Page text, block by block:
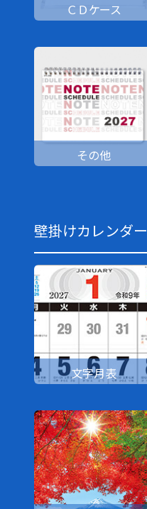
ＣＤケース
その他
壁掛けカレンダー
文字月表